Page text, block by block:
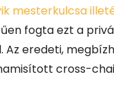
mesterkulcsa
fogta ezt a
Az eredeti,
cross-